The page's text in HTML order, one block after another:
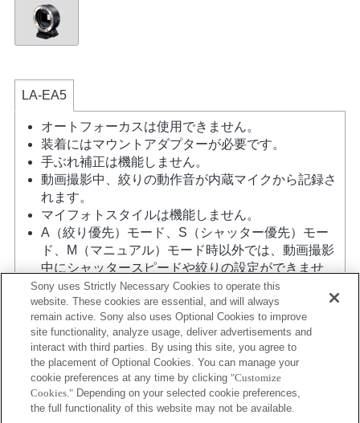
LA-EA5
オートフォーカスは使用できません。
装着にはマウントアダプターが必要です。
手ぶれ補正は機能しません。
動画撮影中、絞りの動作音が内蔵マイクから記録さ
れます。
マイフォトスタイルは機能しません。
A（絞り優先）モード、S（シャッター優先）モー
ド、M（マニュアル）モード時以外では、動画撮影
中にシャッタースピードや絞りの設定ができませ
ん。
レンズ補正機能には対応していません。
撮影条件によっては画面の明るさにムラが出ること
がありますので 電子先幕シャッター機能はOFFにし
てお使いください。
マウントアダプターを使用して「Aマウントレン
ズ」を装着した場合には、ピントリングを回しても
MFアシスト機能は自動的には起動しません。 「カ
Sony uses Strictly Necessary Cookies to operate this
website. These cookies are essential, and will always
remain active. Sony also uses Optional Cookies to improve
site functionality, analyze usage, deliver advertisements and
interact with third parties. By using this site, you agree to
the placement of Optional Cookies. You can manage your
cookie preferences at any time by clicking "Customize
Cookies." Depending on your selected cookie preferences,
the full functionality of this website may not be available.